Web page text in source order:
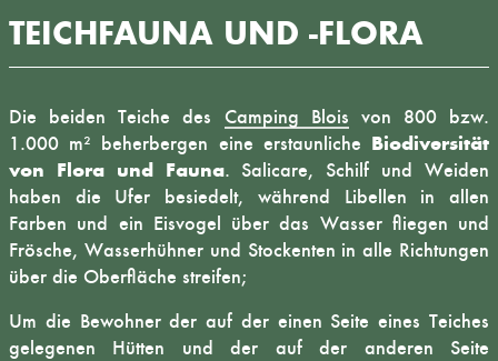
TEICHFAUNA UND -FLORA
Die beiden Teiche des Camping Blois von 800 bzw.
1.000 m² beherbergen eine erstaunliche Biodiversität
von Flora und Fauna. Salicare, Schilf und Weiden
haben die Ufer besiedelt, während Libellen in allen
Farben und ein Eisvogel über das Wasser fliegen und
Frösche, Wasserhühner und Stockenten in alle Richtungen
über die Oberfläche streifen;
Um die Bewohner der auf der einen Seite eines Teiches
gelegenen Hütten und der auf der anderen Seite